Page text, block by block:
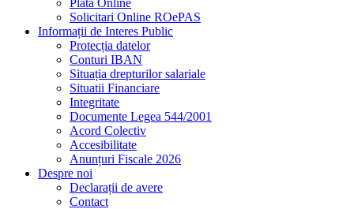
Plata Online
Solicitari Online ROePAS
Informații de Interes Public
Protecția datelor
Conturi IBAN
Situația drepturilor salariale
Situatii Financiare
Integritate
Documente Legea 544/2001
Acord Colectiv
Accesibilitate
Anunțuri Fiscale 2026
Despre noi
Declarații de avere
Contact